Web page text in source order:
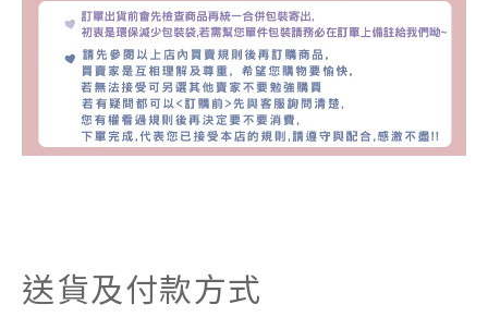
送貨及付款方式